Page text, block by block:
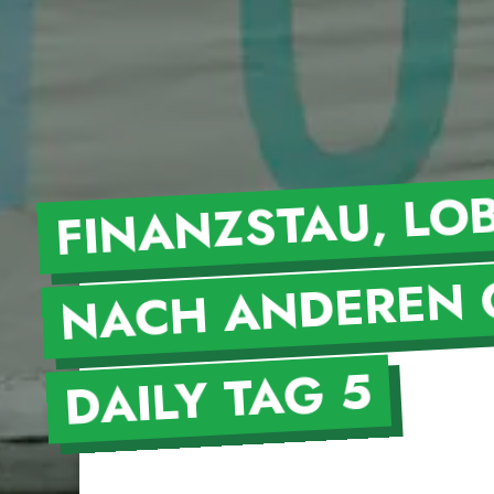
MUS
NACH
DAILY TAG 5